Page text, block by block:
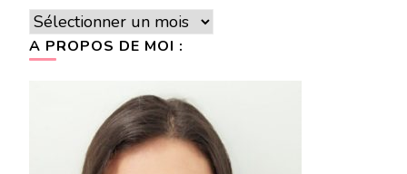
Archives
A PROPOS DE MOI :